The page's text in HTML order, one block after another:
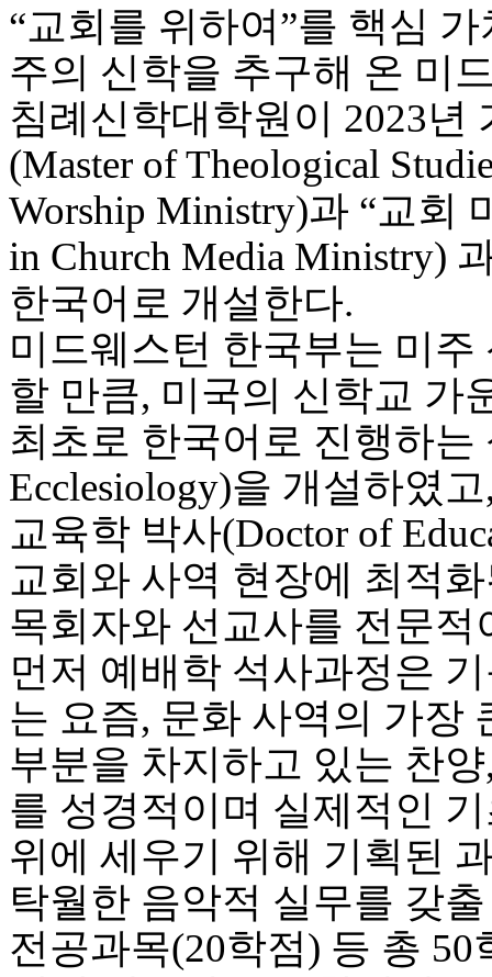
휴
이
트
무
료
만
남
어
플
시
알
리
스
후
기
가
평
발
기
부
진
약
비
아
탑-
시
알
리
스
구
입
돔
클
럽
DOMCLUB
실
시
간
무
료
채
“교회를 위하여”를 핵심
주의 신학을 추구해 온 미
침례신학대학원이 2023년
(Master of Theological
Worship Ministry)과 “교회
in Church Media Ministry)
한국어로 개설한다.
미드웨스턴 한국부는 미
할 만큼, 미국의 신학교 가
최초로 한국어로 진행하
Ecclesiology)을 개설하였
교육학 박사(Doctor of
교회와 사역 현장에 최적
목회자와 선교사를 전문
먼저 예배학 석사과정은
는 요즘, 문화 사역의 가장
부분을 차지하고 있는 찬
를 성경적이며 실제적인
위에 세우기 위해 기획된
탁월한 음악적 실무를 갖
전공과목(20학점) 등 총